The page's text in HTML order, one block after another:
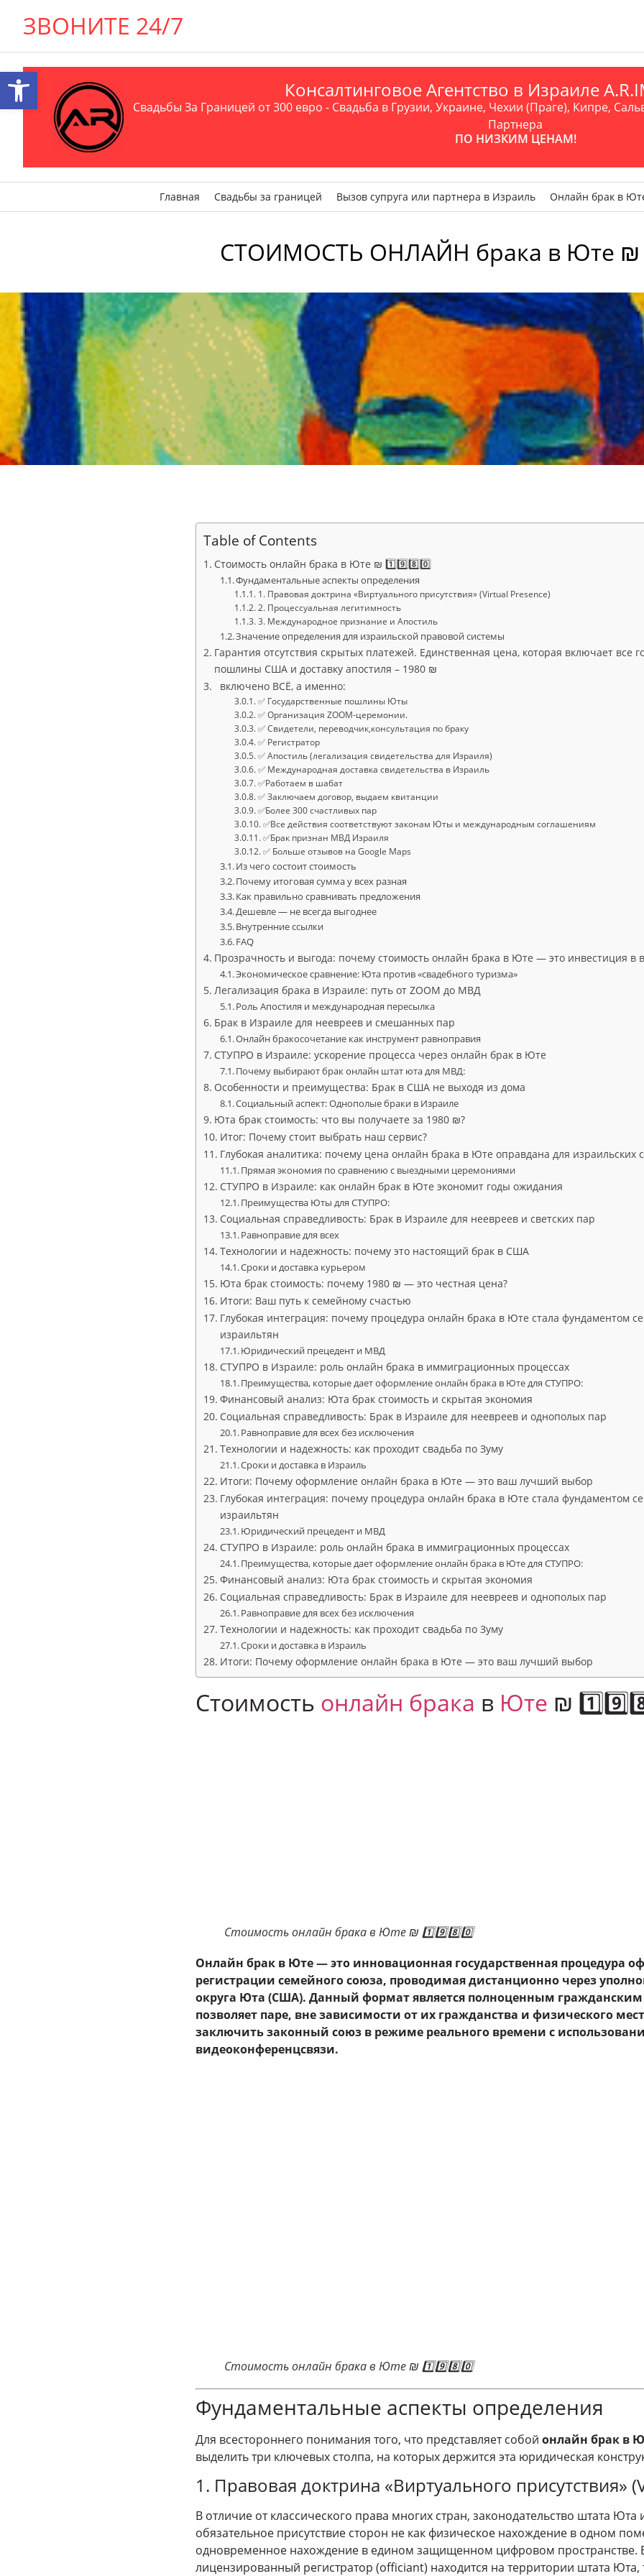
ЗВОНИТЕ 24/7
Консалтинговое Агентство в Израиле
Свадьбы За Границей от 300 евро - Свадьба в Грузии, Украине, Чехии (Праге), Кипре,
Партнера
ПО НИЗКИМ ЦЕНАМ!
Главная Свадьбы за границей Вызов супруга или партнера в Израиль Онлайн брак в
СТОИМОСТЬ ОНЛАЙН брака в Юте ₪
Table of Contents
Стоимость онлайн брака в Юте ₪ 1️⃣9️⃣8️⃣0️⃣
Фундаментальные аспекты определения
1. Правовая доктрина «Виртуального присутствия» (Virtual Presence)
2. Процессуальная легитимность
3. Международное признание и Апостиль
Значение определения для израильской правовой системы
Гарантия отсутствия скрытых платежей. Единственная цена, которая включает все
пошлины США и доставку апостиля – 1980 ₪
включено ВСЁ, а именно:
✅ Государственные пошлины Юты
✅ Организация ZOOM-церемонии.
✅ Свидетели, переводчик,консультация по браку
✅ Регистратор
✅ Апостиль (легализация свидетельства для Израиля)
✅ Международная доставка свидетельства в Израиль
✅Работаем в шабат
✅ Заключаем договор, выдаем квитанции
✅Более 300 счастливых пар
✅Все действия соответствуют законам Юты и международным соглашениям
✅Брак признан МВД Израиля
✅ Больше отзывов на Google Maps
Из чего состоит стоимость
Почему итоговая сумма у всех разная
Как правильно сравнивать предложения
Дешевле — не всегда выгоднее
Внутренние ссылки
FAQ
Прозрачность и выгода: почему стоимость онлайн брака в Юте — это инвестиция в
Экономическое сравнение: Юта против «свадебного туризма»
Легализация брака в Израиле: путь от ZOOM до МВД
Роль Апостиля и международная пересылка
Брак в Израиле для неевреев и смешанных пар
Онлайн бракосочетание как инструмент равноправия
СТУПРО в Израиле: ускорение процесса через онлайн брак в Юте
Почему выбирают брак онлайн штат юта для МВД:
Особенности и преимущества: Брак в США не выходя из дома
Социальный аспект: Однополые браки в Израиле
Юта брак стоимость: что вы получаете за 1980 ₪?
Итог: Почему стоит выбрать наш сервис?
Глубокая аналитика: почему цена онлайн брака в Юте оправдана для израильских
Прямая экономия по сравнению с выездными церемониями
СТУПРО в Израиле: как онлайн брак в Юте экономит годы ожидания
Преимущества Юты для СТУПРО:
Социальная справедливость: Брак в Израиле для неевреев и светских пар
Равноправие для всех
Технологии и надежность: почему это настоящий брак в США
Сроки и доставка курьером
Юта брак стоимость: почему 1980 ₪ — это честная цена?
Итоги: Ваш путь к семейному счастью
Глубокая интеграция: почему процедура онлайн брака в Юте стала фундаментом
израильтян
Юридический прецедент и МВД
СТУПРО в Израиле: роль онлайн брака в иммиграционных процессах
Преимущества, которые дает оформление онлайн брака в Юте для СТУПРО:
Финансовый анализ: Юта брак стоимость и скрытая экономия
Социальная справедливость: Брак в Израиле для неевреев и однополых пар
Равноправие для всех без исключения
Технологии и надежность: как проходит свадьба по Зуму
Сроки и доставка в Израиль
Итоги: Почему оформление онлайн брака в Юте — это ваш лучший выбор
Глубокая интеграция: почему процедура онлайн брака в Юте стала фундаментом
израильтян
Юридический прецедент и МВД
СТУПРО в Израиле: роль онлайн брака в иммиграционных процессах
Преимущества, которые дает оформление онлайн брака в Юте для СТУПРО:
Финансовый анализ: Юта брак стоимость и скрытая экономия
Социальная справедливость: Брак в Израиле для неевреев и однополых пар
Равноправие для всех без исключения
Технологии и надежность: как проходит свадьба по Зуму
Сроки и доставка в Израиль
Итоги: Почему оформление онлайн брака в Юте — это ваш лучший выбор
Стоимость онлайн брака в Юте ₪
Стоимость онлайн брака в Юте ₪ 1️⃣9️⃣8️⃣0️⃣
Онлайн брак в Юте — это инновационная государственная процедура
регистрации семейного союза, проводимая дистанционно через
округа Юта (США). Данный формат является полноценным
позволяет паре, вне зависимости от их гражданства и физического
заключить законный союз в режиме реального времени с
видеоконференцсвязи.
Стоимость онлайн брака в Юте ₪ 1️⃣9️⃣8️⃣0️⃣
Фундаментальные аспекты определения
Для всестороннего понимания того, что представляет собой онлайн брак в
выделить три ключевых столпа, на которых держится эта юридическая
1. Правовая доктрина «Виртуального присутствия»
В отличие от классического права многих стран, законодательство штата Юта
обязательное присутствие сторон не как физическое нахождение в одном
одновременное нахождение в едином защищенном цифровом пространстве.
лицензированный регистратор (officiant) находится на территории штата Юта,
Открыть панель инструментов